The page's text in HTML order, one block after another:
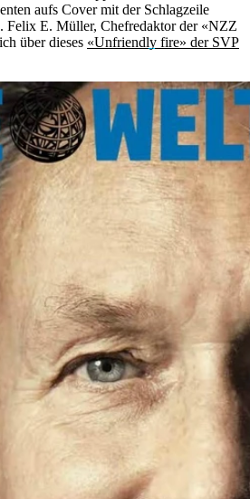
aufs Cover mit der Schlagzeile
Felix E. Müller, Chefredaktor der «NZZ
über dieses «Unfriendly fire» der SVP